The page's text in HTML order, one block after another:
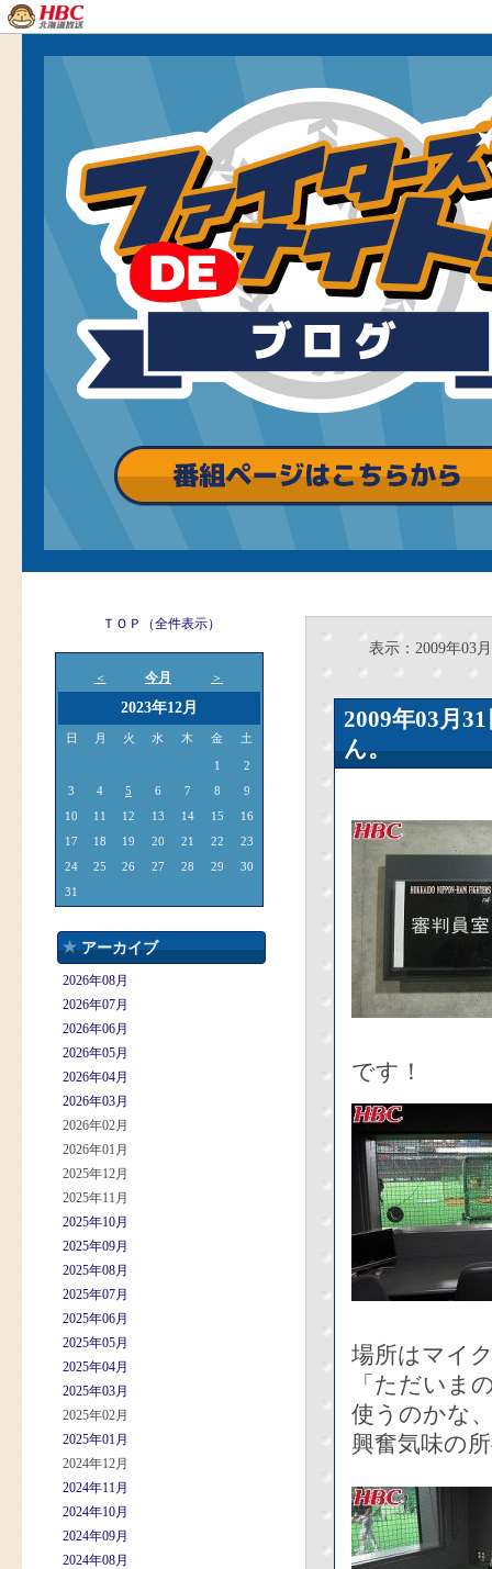
ＴＯＰ（全件表示）
＜ 今月 ＞
2023年12月
日 月 火 水 木 金 土
1
2
3
4 5 6 7 8
9
10
11 12 13 14 15
16
17
18 19 20 21 22
23
24
25 26 27 28 29
30
31
アーカイブ
2026年08月
2026年07月
2026年06月
2026年05月
2026年04月
2026年03月
2026年02月
2026年01月
2025年12月
2025年11月
2025年10月
2025年09月
2025年08月
2025年07月
2025年06月
2025年05月
2025年04月
2025年03月
2025年02月
2025年01月
2024年12月
2024年11月
2024年10月
2024年09月
2024年08月
表示：2009年03月
2009年03
ん。
です！
場所はマイ
「ただいま
使うのかな
興奮気味の